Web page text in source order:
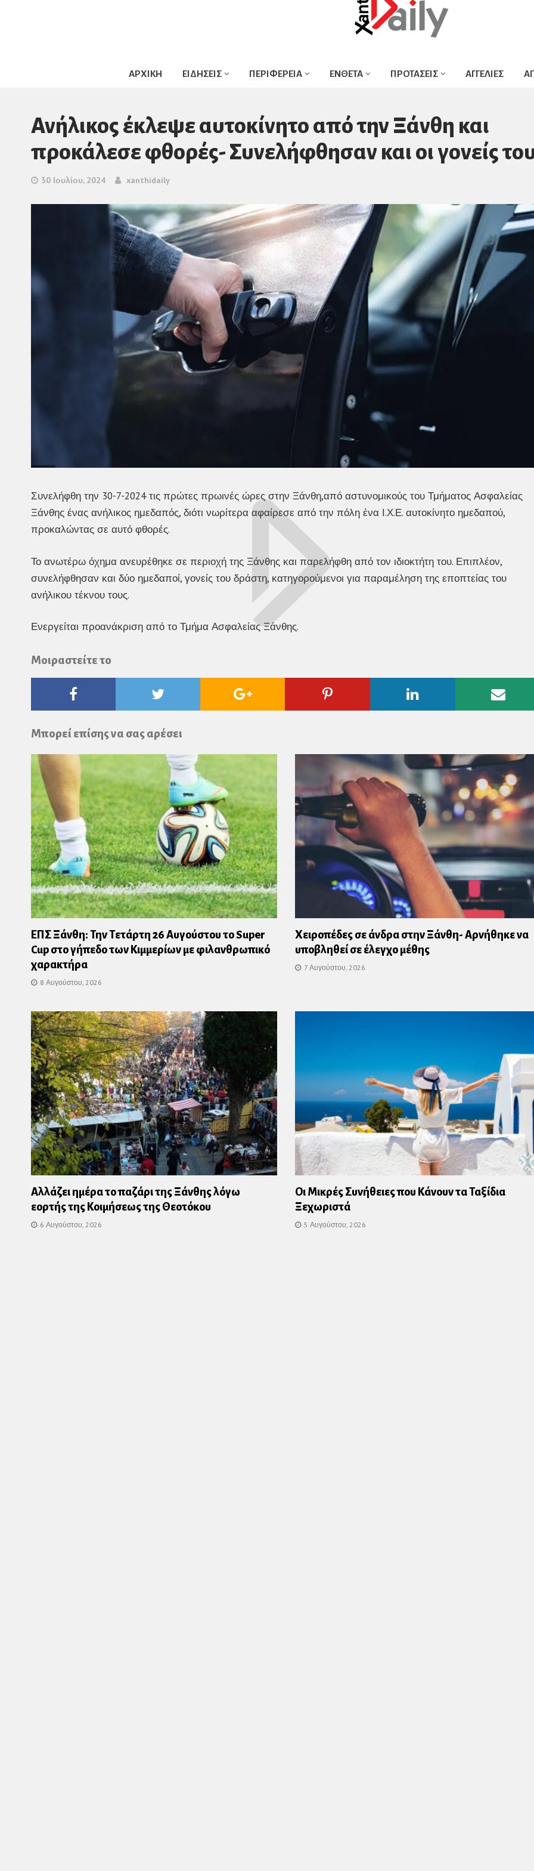
ΑΡΧΙΚΗ ΕΙΔΗΣΕΙΣ ΠΕΡΙΦΕΡΕΙΑ ΕΝΘΕΤΑ ΠΡΟΤΑΣΕΙΣ ΑΓΓΕΛΙΕΣ
Ανήλικος έκλεψε αυτοκίνητο από την Ξάνθη και
προκάλεσε φθορές- Συνελήφθησαν και οι γονείς
30 Ιουλίου, 2024 xanthidaily
Συνελήφθη την 30-7-2024 τις πρώτες πρωινές ώρες στην Ξάνθη,από αστυνομικούς του Τμήματος Ασφαλείας
Ξάνθης ένας ανήλικος ημεδαπός, διότι νωρίτερα αφαίρεσε από την πόλη ένα Ι.Χ.Ε. αυτοκίνητο ημεδαπού,
προκαλώντας σε αυτό φθορές.
Το ανωτέρω όχημα ανευρέθηκε σε περιοχή της Ξάνθης και παρελήφθη από τον ιδιοκτήτη του. Επιπλέον,
συνελήφθησαν και δύο ημεδαποί, γονείς του δράστη, κατηγορούμενοι για παραμέληση της εποπτείας του
ανήλικου τέκνου τους.
Ενεργείται προανάκριση από το Τμήμα Ασφαλείας Ξάνθης.
Μοιραστείτε το
Twitter
Google
Pinterest Linkedin
Μπορεί επίσης να σας αρέσει
ΕΠΣ Ξάνθη: Την Τετάρτη 26 Αυγούστου το Super
Cup στο γήπεδο των Κιμμερίων με φιλανθρωπικό
χαρακτήρα
8 Αυγούστου, 2026
Χειροπέδες σε άνδρα στην Ξάνθη- Αρνήθηκε να
υποβληθεί σε έλεγχο μέθης
7 Αυγούστου, 2026
Αλλάζει ημέρα το παζάρι της Ξάνθης λόγω
εορτής της Κοιμήσεως της Θεοτόκου
6 Αυγούστου, 2026
Οι Μικρές Συνήθειες που Κάνουν τα Ταξίδια
Ξεχωριστά
5 Αυγούστου, 2026